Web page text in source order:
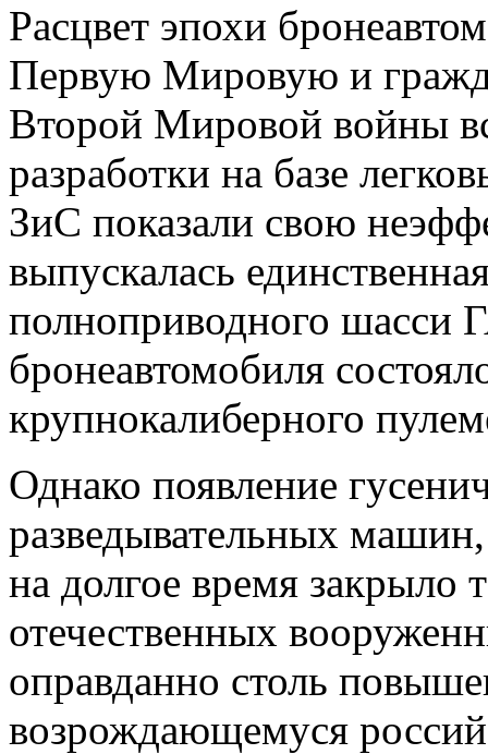
Расцвет эпохи
Первую Мировую и
Второй Мировой войны
разработки на базе
ЗиС показали свою
выпускалась
полноприводного шасси
бронеавтомобиля
крупнокалиберного
Однако появление
разведывательных
на долгое время закрыло
отечественных
оправданно столь
возрождающемуся